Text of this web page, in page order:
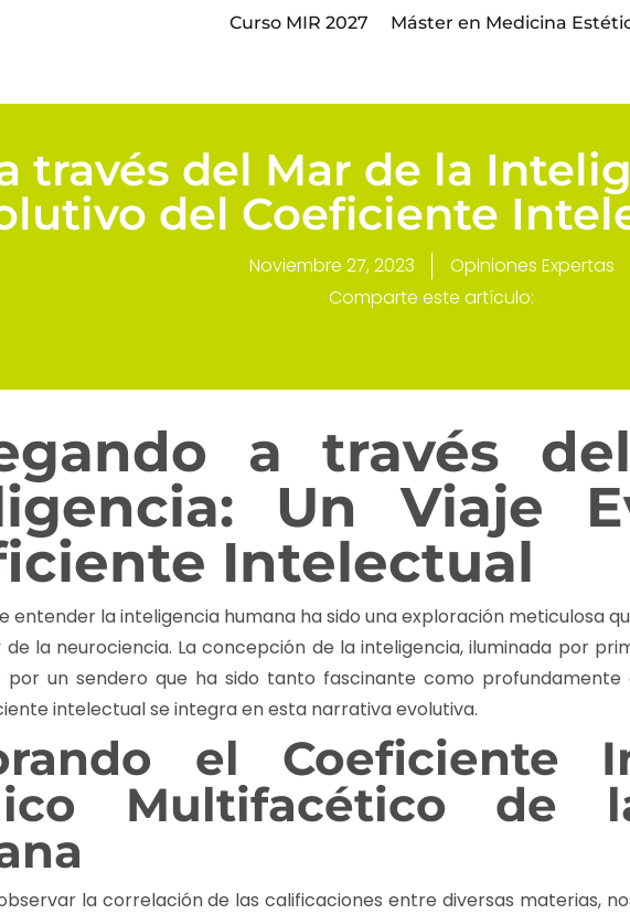
Curso MIR 2027 Máster en Medicina
través del Mar de la
del Coeficiente
Noviembre 27, 2023
Opiniones Expertas
Comparte este artículo:
a través
Un Viaje
Intelectual
entender la inteligencia humana ha sido una exploración meticulosa
la neurociencia. La concepción de la inteligencia, iluminada por
por un sendero que ha sido tanto fascinante como profundamente
intelectual se integra en esta narrativa evolutiva.
el Coeficiente
Multifacético de
la correlación de las calificaciones entre diversas materias,